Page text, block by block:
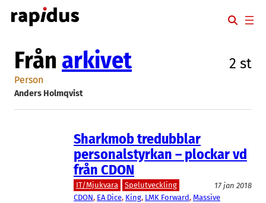
Hoppa
till
Från arkivet 2 st
Person
Anders Holmqvist
Sharkmob tredubblar
personalstyrkan – plockar vd
från CDON
IT/Mjukvara Spelutveckling
17 jan 2018
CDON, EA Dice, King, LMK Forward, Massive